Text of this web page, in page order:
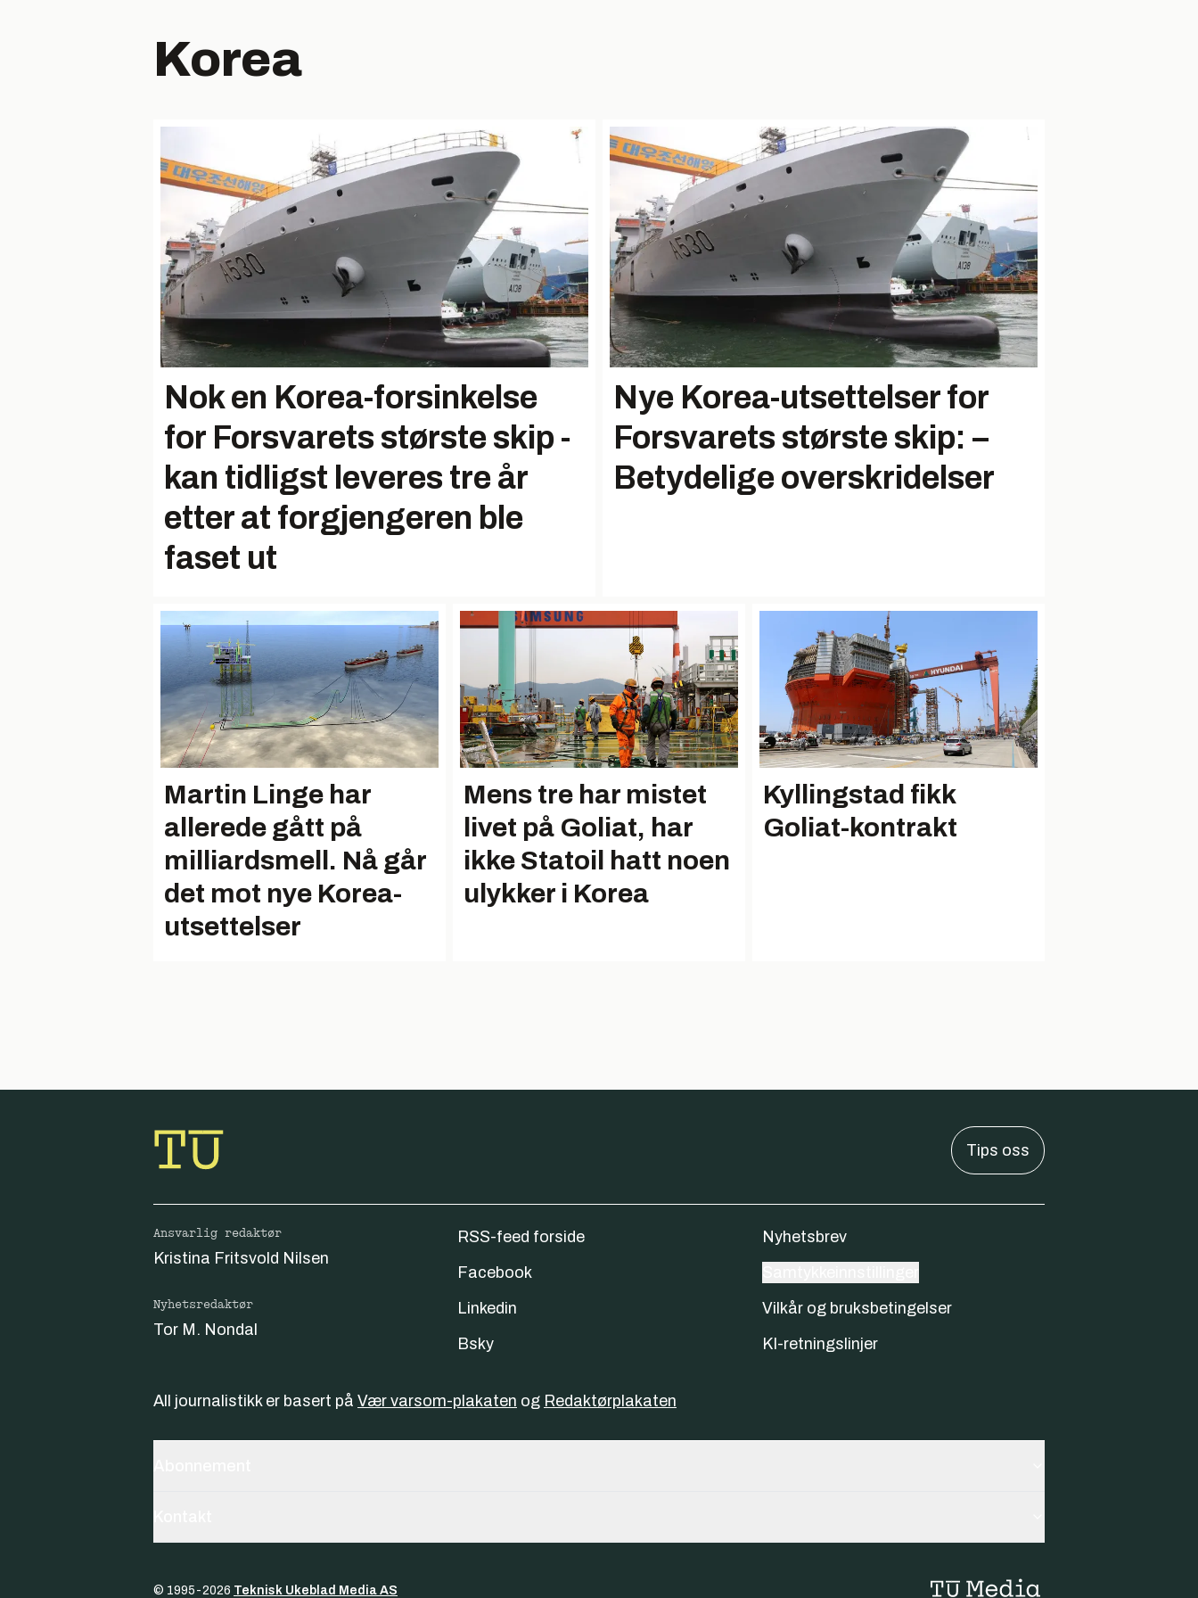
Korea
Nok en Korea-forsinkelse
for Forsvarets største skip -
kan tidligst leveres tre år
etter at forgjengeren ble
faset ut
Nye Korea-utsettelser for
Forsvarets største skip: –
Betydelige overskridelser
Martin Linge har
allerede gått på
milliardsmell. Nå går
det mot nye Korea-
utsettelser
Mens tre har mistet
livet på Goliat, har
ikke Statoil hatt noen
ulykker i Korea
Kyllingstad fikk
Goliat-kontrakt
Tips oss
Ansvarlig redaktør
Kristina Fritsvold Nilsen
Nyhetsredaktør
Tor M. Nondal
RSS-feed forside
Facebook
Linkedin
Bsky
Nyhetsbrev
Vilkår og bruksbetingelser
KI-retningslinjer
All journalistikk er basert på Vær varsom-plakaten og Redaktørplakaten
© 1995-2026 Teknisk Ukeblad Media AS